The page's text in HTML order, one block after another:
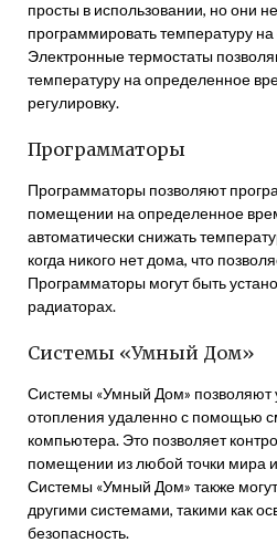
просты в использовании, но они
программировать температуру
Электронные термостаты
температуру на определенное
регулировку.
Программаторы
Программаторы позволяют
помещении на определенное
автоматически снижать
когда никого нет дома, что
Программаторы могут быть
радиаторах.
Системы «Умный Дом»
Системы «Умный Дом» позволяют
отопления удаленно с помощью
компьютера. Это позволяет
помещении из любой точки мира
Системы «Умный Дом» также
другими системами, такими как
безопасность.